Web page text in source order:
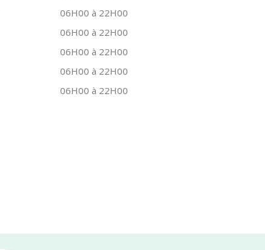
06H00 à 22H00
06H00 à 22H00
06H00 à 22H00
06H00 à 22H00
06H00 à 22H00